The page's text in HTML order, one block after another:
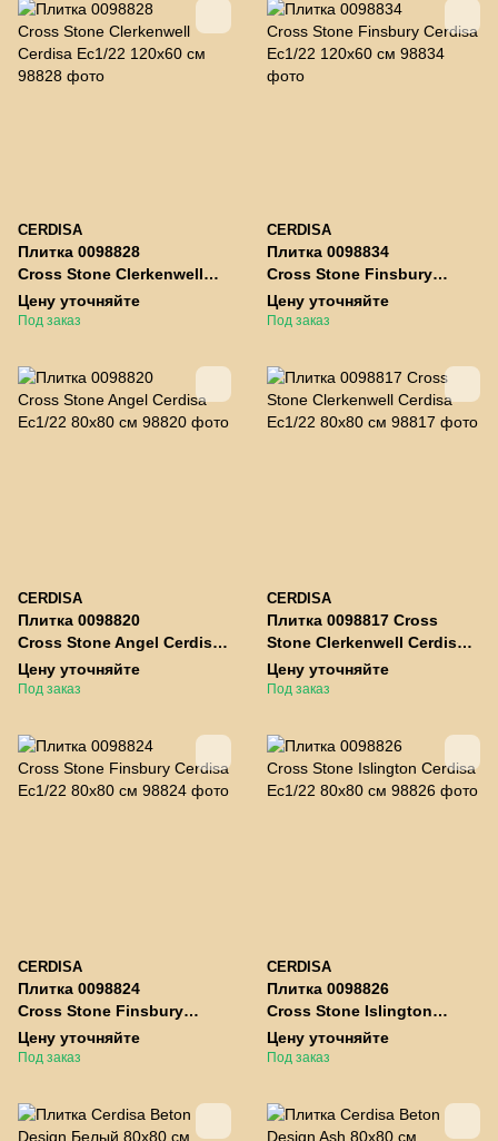
CERDISA
Плитка 0098828
Cross Stone Clerkenwell
Cerdisa Ec1/22 120x60 см
Цену уточняйте
Под заказ
CERDISA
Плитка 0098834
Cross Stone Finsbury
Cerdisa Ec1/22 120x60 см
Цену уточняйте
Под заказ
CERDISA
Плитка 0098820
Cross Stone Angel Cerdisa
Ec1/22 80x80 см
Цену уточняйте
Под заказ
CERDISA
Плитка 0098817 Cross
Stone Clerkenwell Cerdisa
Ec1/22 80x80 см
Цену уточняйте
Под заказ
CERDISA
Плитка 0098824
Cross Stone Finsbury
Cerdisa Ec1/22 80x80 см
Цену уточняйте
Под заказ
CERDISA
Плитка 0098826
Cross Stone Islington
Cerdisa Ec1/22 80x80 см
Цену уточняйте
Под заказ